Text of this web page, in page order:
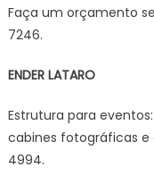
Faça um orçamento
7246.
ENDER LATARO
Estrutura para
cabines fotográficas e
4994.